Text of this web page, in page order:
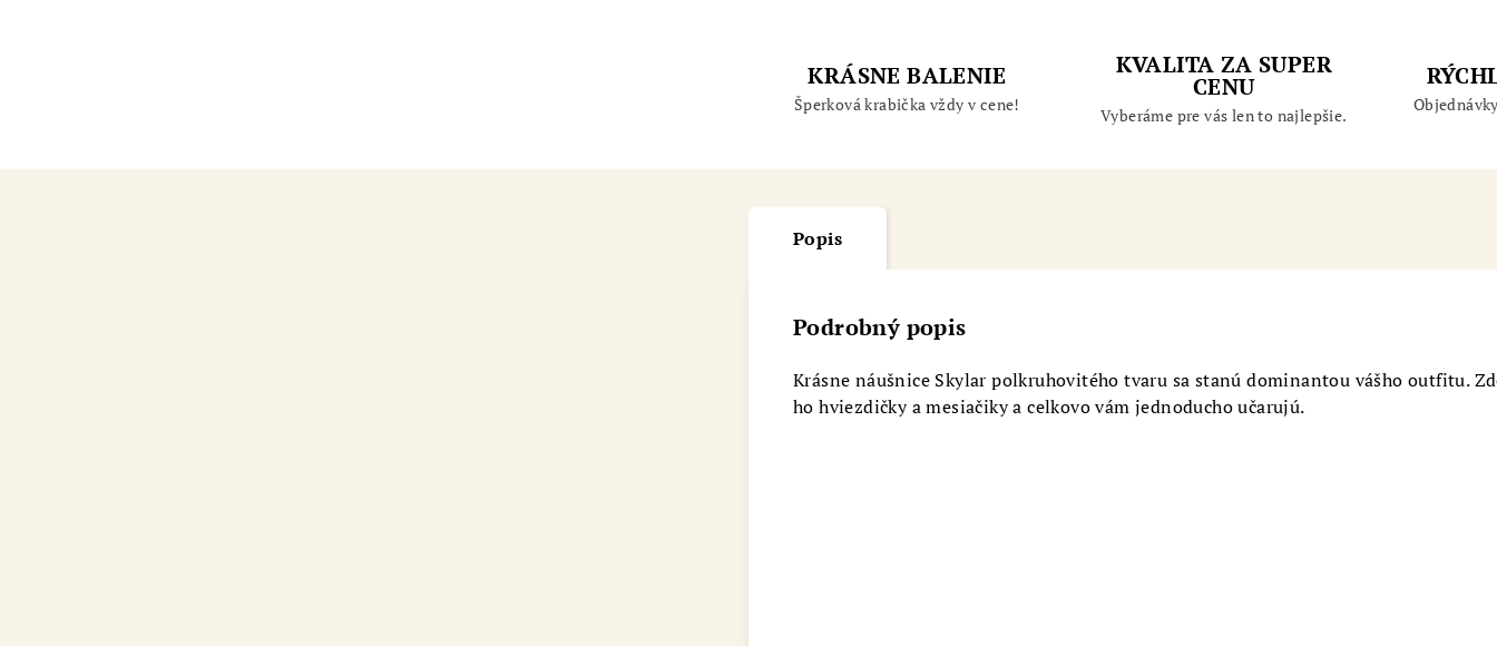
KRÁSNE BALENIE
Šperková krabička vždy v cene!
KVALITA ZA SUPER
CENU
Vyberáme pre vás len to najlepšie.
Popis
Podrobný popis
Krásne náušnice Skylar polkruhovitého tvaru sa stanú dominantou vášho outfitu.
ho hviezdičky a mesiačiky a celkovo vám jednoducho učarujú.